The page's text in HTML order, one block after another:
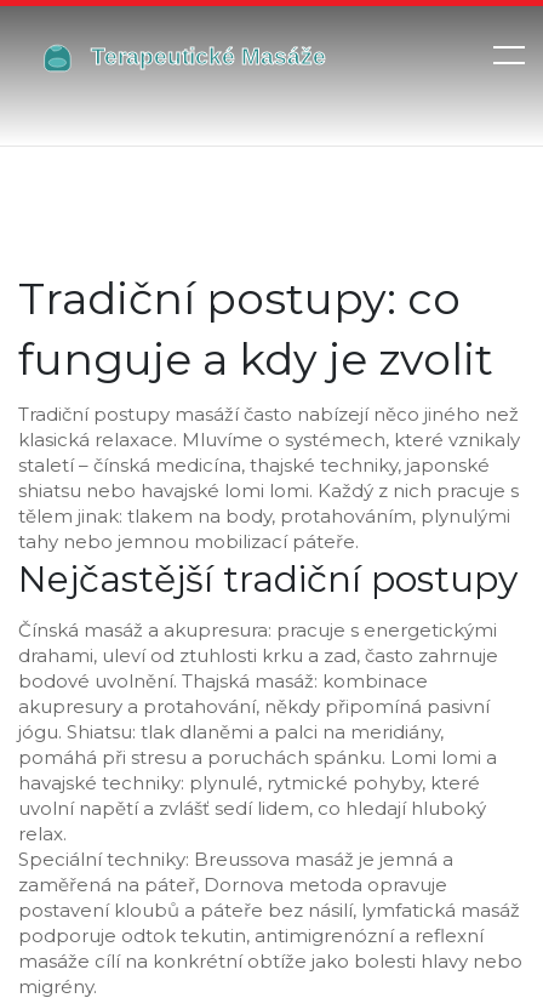
Tradiční postupy: co
funguje a kdy je zvolit
Tradiční postupy masáží často nabízejí něco jiného než
klasická relaxace. Mluvíme o systémech, které vznikaly
staletí – čínská medicína, thajské techniky, japonské
shiatsu nebo havajské lomi lomi. Každý z nich pracuje s
tělem jinak: tlakem na body, protahováním, plynulými
tahy nebo jemnou mobilizací páteře.
Nejčastější tradiční postupy
Čínská masáž a akupresura: pracuje s energetickými
drahami, uleví od ztuhlosti krku a zad, často zahrnuje
bodové uvolnění. Thajská masáž: kombinace
akupresury a protahování, někdy připomíná pasivní
jógu. Shiatsu: tlak dlaněmi a palci na meridiány,
pomáhá při stresu a poruchách spánku. Lomi lomi a
havajské techniky: plynulé, rytmické pohyby, které
uvolní napětí a zvlášť sedí lidem, co hledají hluboký
relax.
Speciální techniky: Breussova masáž je jemná a
zaměřená na páteř, Dornova metoda opravuje
postavení kloubů a páteře bez násilí, lymfatická masáž
podporuje odtok tekutin, antimigrenózní a reflexní
masáže cílí na konkrétní obtíže jako bolesti hlavy nebo
migrény.